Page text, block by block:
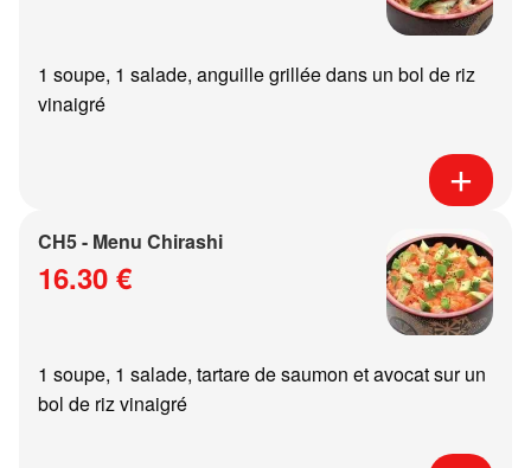
1 soupe, 1 salade, anguille grillée dans un bol de riz
vinaigré
CH5 - Menu Chirashi
16.30 €
1 soupe, 1 salade, tartare de saumon et avocat sur un
bol de riz vinaigré